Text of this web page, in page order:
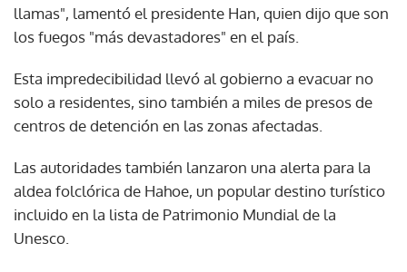
llamas", lamentó el presidente Han, quien dijo que son
los fuegos "más devastadores" en el país.
Esta impredecibilidad llevó al gobierno a evacuar no
solo a residentes, sino también a miles de presos de
centros de detención en las zonas afectadas.
Las autoridades también lanzaron una alerta para la
aldea folclórica de Hahoe, un popular destino turístico
incluido en la lista de Patrimonio Mundial de la
Unesco.